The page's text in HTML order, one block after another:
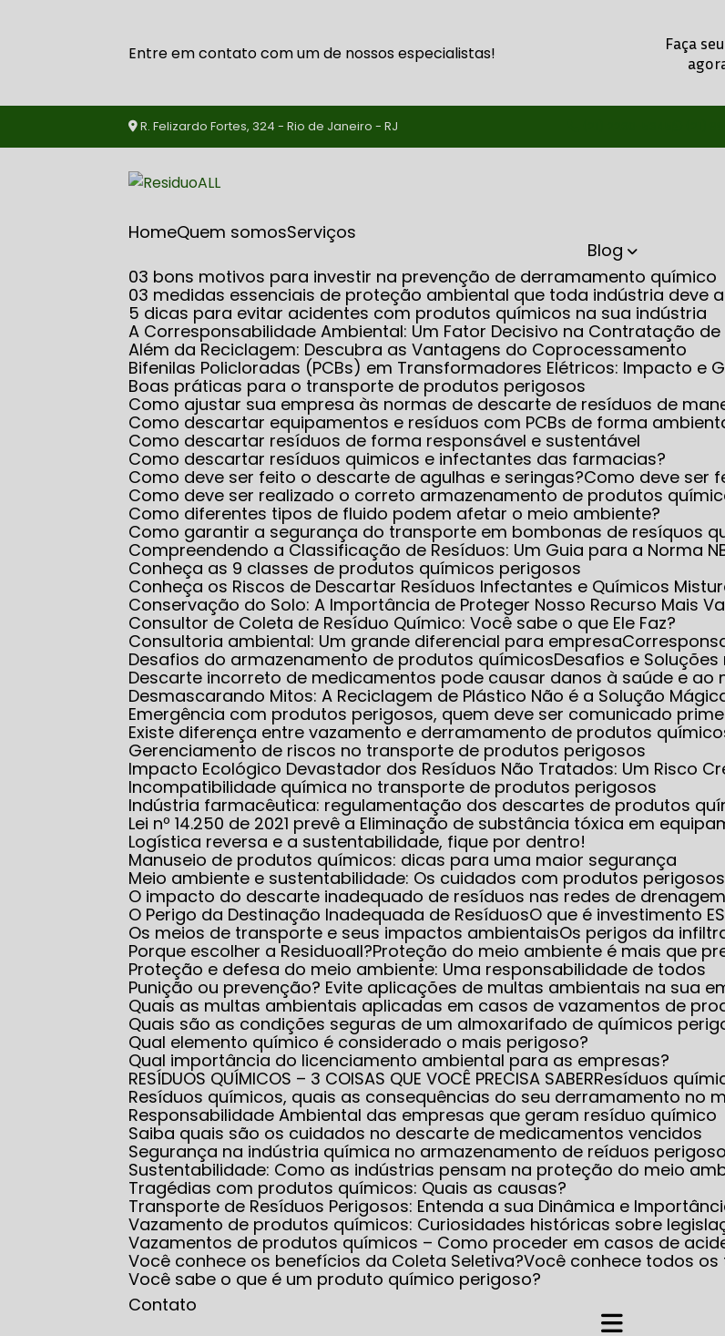
Entre em contato com um de nossos especialistas!
Faça
R. Felizardo Fortes, 324 - Rio de Janeiro - RJ
Home Quem somos serviços
Blog
03 bons motivos para investir na prevenção de derramamento químico
03 medidas essenciais de proteção ambiental que toda indústria deve
5 dicas para evitar acidentes com produtos químicos na sua indústria
A Corresponsabilidade Ambiental: Um Fator Decisivo na Contratação
Além da Reciclagem: Descubra as Vantagens do Coprocessamento
Bifenilas Policloradas (PCBs) em Transformadores Elétricos: Impacto e
Boas práticas para o transporte de produtos perigosos
Como ajustar sua empresa às normas de descarte de resíduos de
Como descartar equipamentos e resíduos com PCBs de forma
Como descartar resíduos de forma responsável e sustentável
Como descartar resíduos quimicos e infectantes das farmacias?
Como deve ser feito o descarte de agulhas e seringas?
Como deve
Como deve ser realizado o correto armazenamento de produtos
Como diferentes tipos de fluido podem afetar o meio ambiente?
Como garantir a segurança do transporte em bombonas de resíquos
Compreendendo a Classificação de Resíduos: Um Guia para a Norma
Conheça as 9 classes de produtos químicos perigosos
Conheça os Riscos de Descartar Resíduos Infectantes e Químicos
Conservação do Solo: A Importância de Proteger Nosso Recurso Mais
Consultor de Coleta de Resíduo Químico: Você sabe o que Ele Faz?
Consultoria ambiental: Um grande diferencial para empresa
Desafios do armazenamento de produtos químicos Desafios e
Descarte incorreto de medicamentos pode causar danos à saúde e ao
Desmascarando Mitos: A Reciclagem de Plástico Não é a Solução
Emergência com produtos perigosos, quem deve ser comunicado
Existe diferença entre vazamento e derramamento de produtos
Gerenciamento de riscos no transporte de produtos perigosos
Impacto Ecológico Devastador dos Resíduos Não Tratados: Um Risco
Incompatibilidade química no transporte de produtos perigosos
Indústria farmacêutica: regulamentação dos descartes de produtos
Lei nº 14.250 de 2021 prevê a Eliminação de substância tóxica em
Logística reversa e a sustentabilidade, fique por dentro!
Manuseio de produtos químicos: dicas para uma maior segurança
Meio ambiente e sustentabilidade: Os cuidados com produtos perigosos
O impacto do descarte inadequado de resíduos nas redes de drenagem
O Perigo da Destinação Inadequada de Resíduos
O que é investimento
Os meios de transporte e seus impactos ambientais
Os perigos da
Porque escolher a Residuoall? Proteção do meio ambiente é mais que
Proteção e defesa do meio ambiente: Uma responsabilidade de todos
Punição ou prevenção? Evite aplicações de multas ambientais na sua
Quais as multas ambientais aplicadas em casos de vazamentos de
Quais são as condições seguras de um almoxarifado de químicos
Qual elemento químico é considerado o mais perigoso?
Qual importância do licenciamento ambiental para as empresas?
RESÍDUOS QUÍMICOS – 3 COISAS QUE VOCÊ PRECISA SABER Resíduos
Resíduos químicos, quais as consequências do seu derramamento no
Responsabilidade Ambiental das empresas que geram resíduo químico
Saiba quais são os cuidados no descarte de medicamentos vencidos
Segurança na indústria química no armazenamento de reíduos
Sustentabilidade: Como as indústrias pensam na proteção do meio
Tragédias com produtos químicos: Quais as causas?
Transporte de Resíduos Perigosos: Entenda a sua Dinâmica e
Vazamento de produtos químicos: Curiosidades históricas sobre
Vazamentos de produtos químicos – Como proceder em casos de
Você conhece os benefícios da Coleta Seletiva? Você conhece todos
Você sabe o que é um produto químico perigoso?
Contato